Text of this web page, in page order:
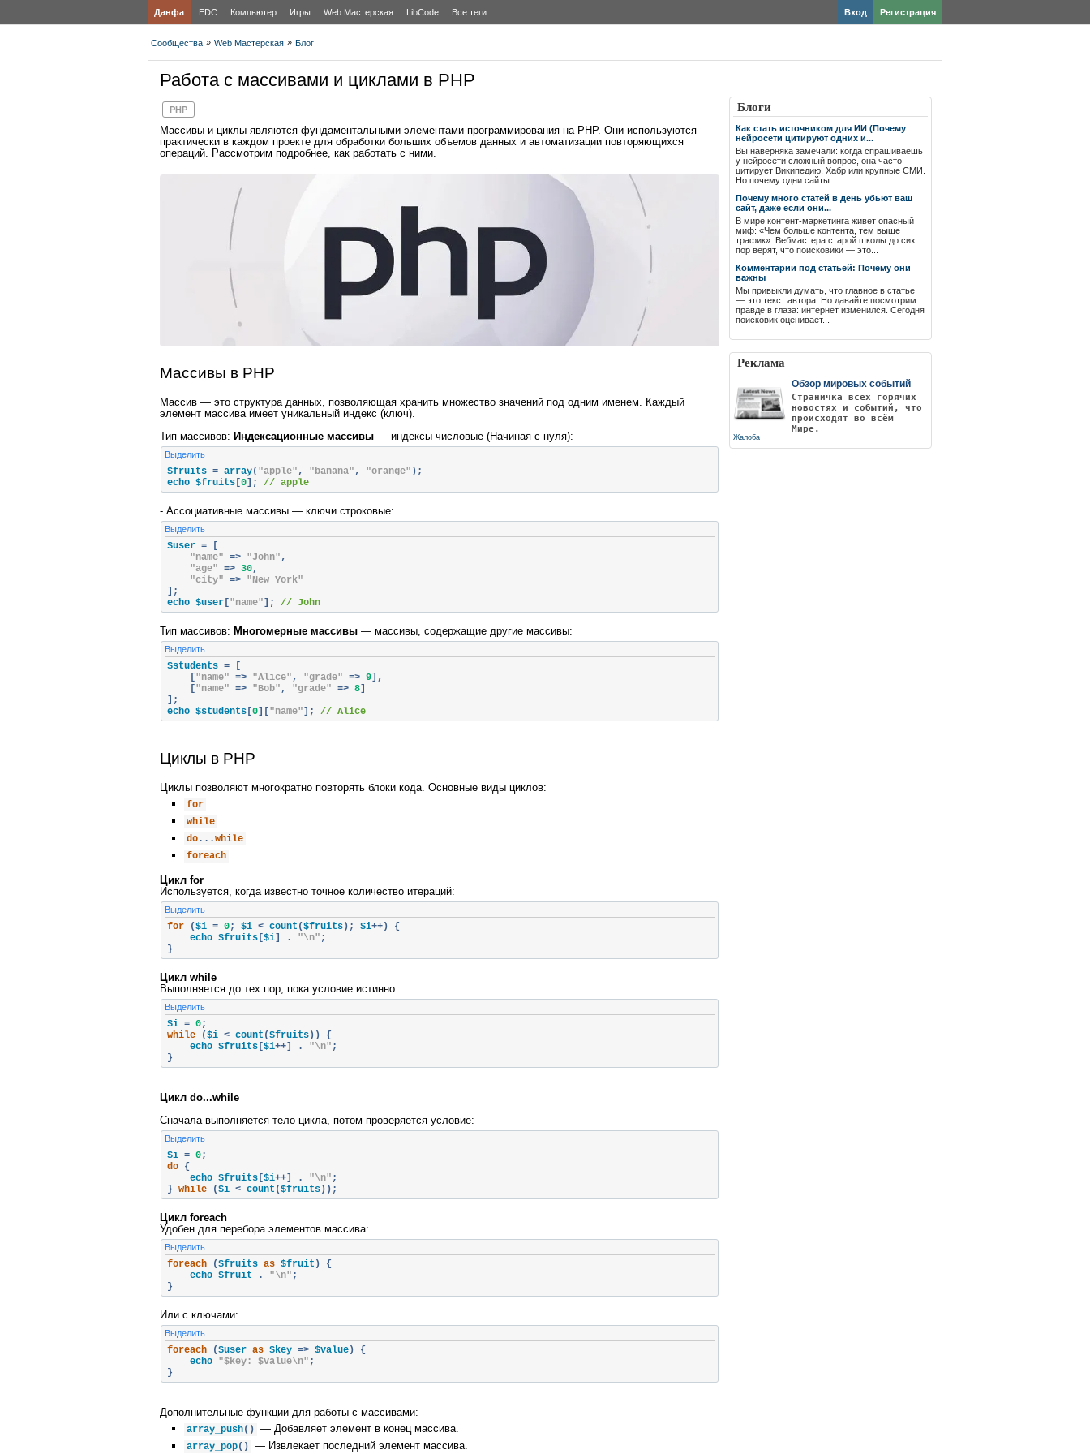
Данфа EDC Компьютер Игры Web Мастерская LibCode Все теги Регистрация
Вход
Сообщества » Web Мастерская » Блог
Работа с массивами и циклами в PHP
PHP
Массивы и циклы являются фундаментальными элементами программирования на PHP. Они используются
практически в каждом проекте для обработки больших объемов данных и автоматизации повторяющихся
операций. Рассмотрим подробнее, как работать с ними.
Массивы в PHP
Массив — это структура данных, позволяющая хранить множество значений под одним именем. Каждый
элемент массива имеет уникальный индекс (ключ).
Тип массивов: Индексационные массивы — индексы числовые (Начиная с нуля):
Выделить
$fruits = array( "apple" , "banana" , "orange" );
echo $fruits [0]; // apple
- Ассоциативные массивы — ключи строковые:
Выделить
$user =
[
"name" => "John" ,
"age" => 30,
"city" => "New York"
];
echo $user [ "name" ]; // John
Тип массивов: Многомерные массивы — массивы, содержащие другие массивы:
Выделить
$students =
[
[ "name" => "Alice" , "grade" => 9],
[ "name" => "Bob" , "grade" => 8]
];
echo $students [0][ "name" ]; // Alice
Циклы в PHP
Циклы позволяют многократно повторять блоки кода. Основные виды циклов:
for
while
do...while
foreach
Цикл for
Используется, когда известно точное количество итераций:
Выделить
for ($i = 0; $i < count ($fruits); $i++)
{
    echo $fruits
[$i] . "\n" ;
}
Цикл while
Выполняется до тех пор, пока условие истинно:
Выделить
$i = 0;
while
($i < count ($fruits))
{
    echo $fruits
[$i++] . "\n" ;
}
Цикл do...while
Сначала выполняется тело цикла, потом проверяется условие:
Выделить
$i = 0;
do {
    echo $fruits
[$i++] . "\n" ;
} while ($i < count ($fruits));
Цикл foreach
Удобен для перебора элементов массива:
Выделить
foreach ($fruits as $fruit )
{
    echo $fruit
. "\n" ;
}
Или с ключами:
Выделить
foreach ($user as $key => $value)
{
    echo
"$key: $value\n" ;
}
Дополнительные функции для работы с массивами:
array_push() — Добавляет элемент в конец массива.
array_pop() — Извлекает последний элемент массива.
Блоги
Как стать источником для ИИ (Почему
нейросети цитируют одних и...
Вы наверняка замечали: когда спрашиваешь
у нейросети сложный вопрос, она часто
цитирует Википедию, Хабр или крупные СМИ.
Но почему одни сайты...
Почему много статей в день убьют ваш
сайт, даже если они...
В мире контент-маркетинга живет опасный
миф: «Чем больше контента, тем выше
трафик». Вебмастера старой школы до сих
пор верят, что поисковики — это...
Комментарии под статьей: Почему они
важны
Мы привыкли думать, что главное в статье
— это текст автора. Но давайте посмотрим
правде в глаза: интернет изменился. Сегодня
поисковик оценивает...
Реклама
Обзор мировых событий
Страничка всех горячих
новостях и событий, что
происходят во всём
Мире.
Жалоба